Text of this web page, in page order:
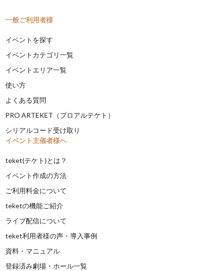
一般ご利用者様
イベントを探す
イベントカテゴリ一覧
イベントエリア一覧
使い方
よくある質問
PRO ARTEKET（プロアルテケト）
シリアルコード受け取り
イベント主催者様へ
teket(テケト)とは？
イベント作成の方法
ご利用料金について
teketの機能ご紹介
ライブ配信について
teket利用者様の声・導入事例
資料・マニュアル
登録済み劇場・ホール一覧